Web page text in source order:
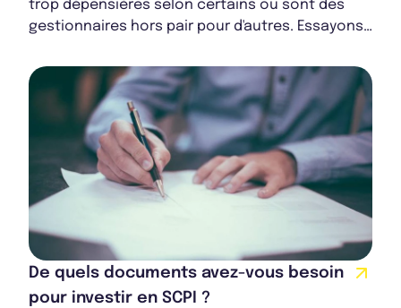
trop dépensières selon certains ou sont des
gestionnaires hors pair pour d'autres. Essayons
De quels documents avez-vous besoin
pour investir en SCPI ?